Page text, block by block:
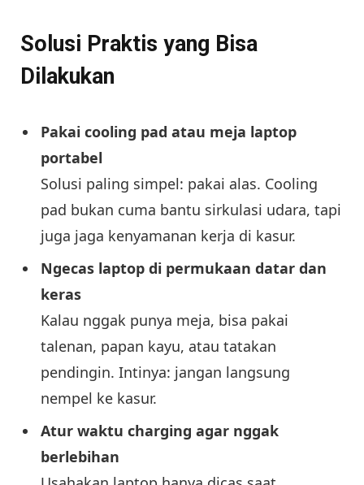
Solusi Praktis yang Bisa
Dilakukan
Pakai cooling pad atau meja laptop
portabel
Solusi paling simpel: pakai alas. Cooling
pad bukan cuma bantu sirkulasi udara, tapi
juga jaga kenyamanan kerja di kasur.
Ngecas laptop di permukaan datar dan
keras
Kalau nggak punya meja, bisa pakai
talenan, papan kayu, atau tatakan
pendingin. Intinya: jangan langsung
nempel ke kasur.
Atur waktu charging agar nggak
berlebihan